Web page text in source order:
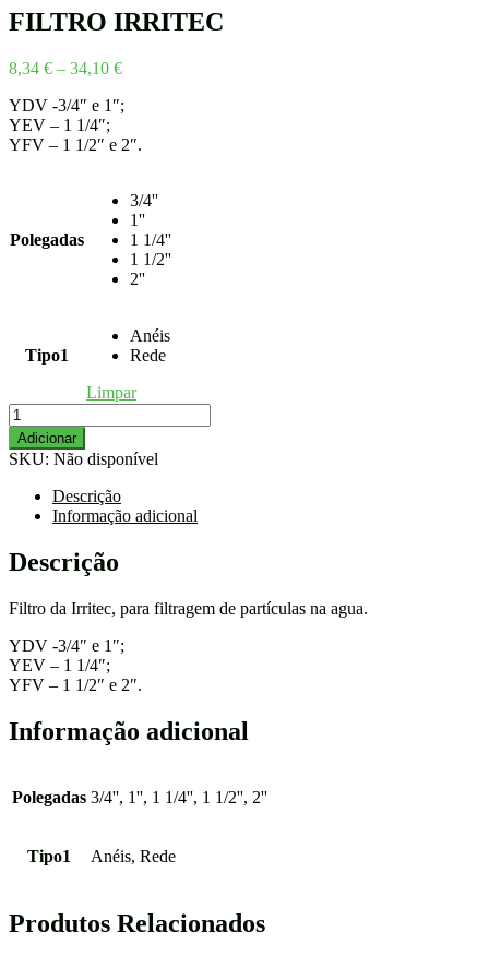
FILTRO IRRITEC
8,34 € – 34,10 €Price
8,34 €
34,10 €
YDV -3/4″ e 1″;
YEV – 1 1/4″;
YFV – 1 1/2″ e 2″.
Polegadas
3/4''
1''
1 1/4''
1 1/2''
2''
Tipo1
Anéis
Rede
Limpar
Quantidade
de
FILTRO
IRRITEC
Adicionar
SKU: Não disponível
Descrição
Informação adicional
Descrição
Filtro da Irritec, para filtragem de partículas na agua.
YDV -3/4″ e 1″;
YEV – 1 1/4″;
YFV – 1 1/2″ e 2″.
Informação adicional
Polegadas 3/4'', 1'', 1 1/4'', 1 1/2'', 2''
Tipo1 Anéis, Rede
Produtos Relacionados